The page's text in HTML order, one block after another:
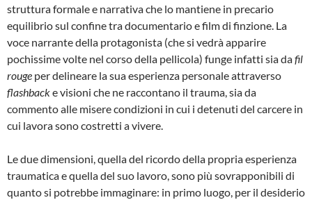
struttura formale e narrativa che lo mantiene in precario
equilibrio sul confine tra documentario e film di finzione. La
voce narrante della protagonista (che si vedrà apparire
pochissime volte nel corso della pellicola) funge infatti sia dafil
rouge per delineare la sua esperienza personale attraverso
flashbacke visioni che ne raccontano il trauma, sia da
commento alle misere condizioni in cui i detenuti del carcere in
cui lavora sono costretti a vivere.
Le due dimensioni, quella del ricordo della propria esperienza
traumatica e quella del suo lavoro, sono più sovrapponibili di
quanto si potrebbe immaginare: in primo luogo, per il desiderio